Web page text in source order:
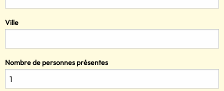
Ville
Nombre de personnes présentes